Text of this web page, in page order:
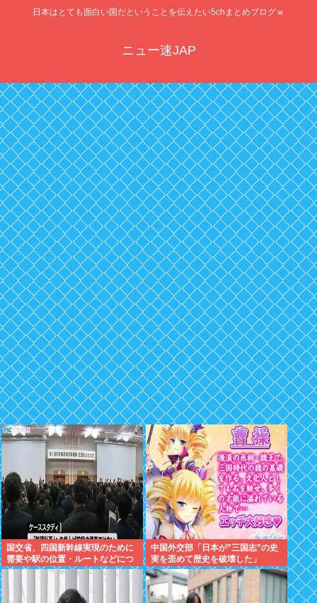
日本はとても面白い国だということを伝えたい5chまとめブログｗ
ニュー速JAP
国交省、四国新幹線実現のために
需要や駅の位置・ルートなどにつ
いて調査・検討する事業者を公募
中国外交部「日本が”三国志”の史
実を歪めて歴史を破壊した」